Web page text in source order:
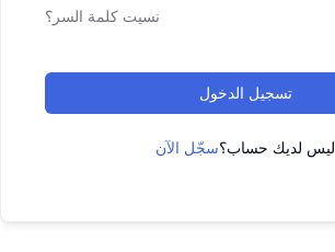
نسيت كلمة السر؟
تسجيل الدخول
ليس لديك حساب؟سجّل الآن